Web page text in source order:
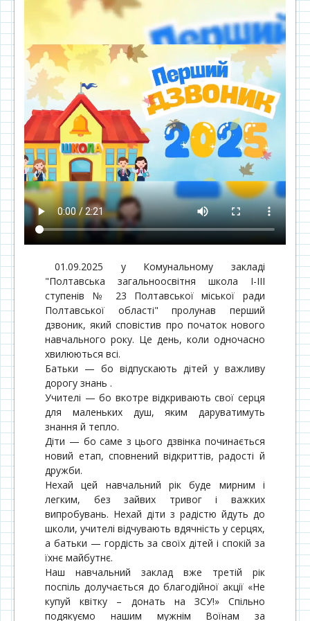
01.09.2025 у Комунальному закладі
"Полтавська загальноосвітня школа І-ІІІ
ступенів № 23 Полтавської міської ради
Полтавської області" пролунав перший
дзвоник, який сповістив про початок нового
навчального року. Це день, коли одночасно
хвилюються всі.
Батьки — бо відпускають дітей у важливу
дорогу знань .
Учителі — бо вкотре відкривають свої серця
для маленьких душ, яким даруватимуть
знання й тепло.
Діти — бо саме з цього дзвінка починається
новий етап, сповнений відкриттів, радості й
дружби.
Нехай цей навчальний рік буде мирним і
легким, без зайвих тривог і важких
випробувань. Нехай діти з радістю йдуть до
школи, учителі відчувають вдячність у серцях,
а батьки — гордість за своїх дітей і спокій за
їхнє майбутнє.
Наш навчальний заклад вже третій рік
поспіль долучається до благодійної акції «Не
купуй квітку – донать на ЗСУ!» Спільно
подякуємо нашим мужнім Воїнам за